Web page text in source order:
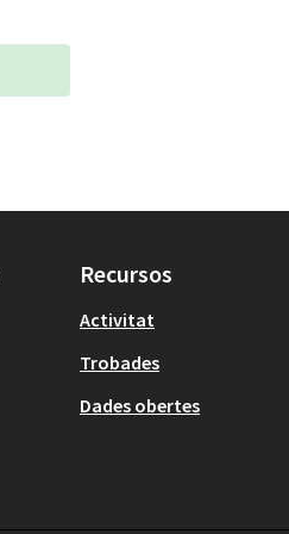
Recursos
Activitat
Trobades
Dades obertes